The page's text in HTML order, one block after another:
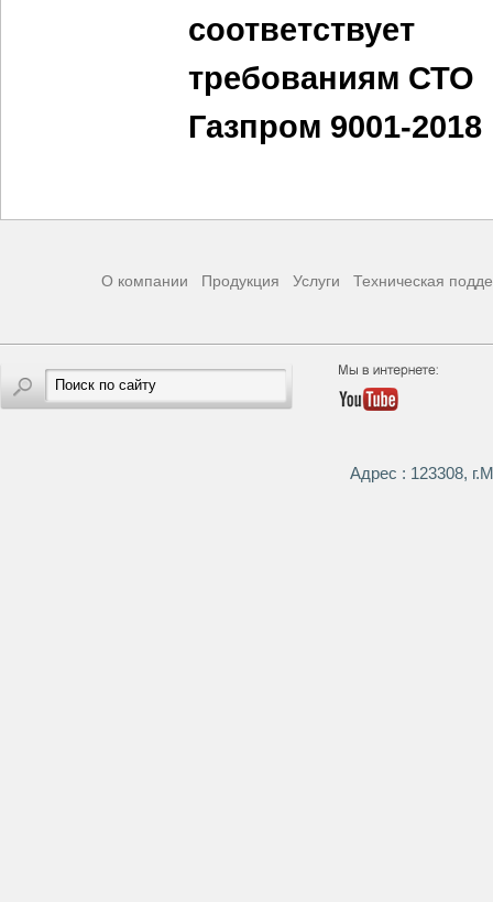
соответствует
требованиям СТО
Газпром 9001-2018
О компании Продукция Услуги Техническая
Адрес : 123308,